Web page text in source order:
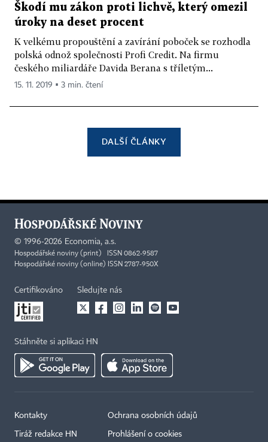
Škodí mu zákon proti lichvě, který omezil
úroky na deset procent
K velkému propouštění a zavírání poboček se rozhodla
polská odnož společnosti Profi Credit. Na firmu
českého miliardáře Davida Berana s tříletým...
15. 11. 2019 ▪ 3 min. čtení
DALŠÍ ČLÁNKY
© 1996-2026 Economia, a.s.
Hospodářské noviny (print) ISSN 0862-9587
Hospodářské noviny (online) ISSN 2787-950X
Certifikováno Sledujte nás
Stáhněte si aplikaci HN
Kontakty
Tiráž redakce HN
Ochrana osobních údajů
Prohlášení o cookies